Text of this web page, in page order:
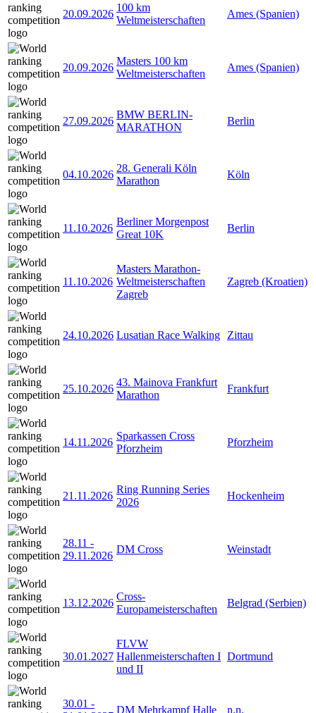
20.09.2026
100 km
Weltmeisterschaften
Ames (Spanien)
20.09.2026
Masters 100 km
Weltmeisterschaften
Ames (Spanien)
27.09.2026
BMW BERLIN-
MARATHON
Berlin
04.10.2026
28. Generali Köln
Marathon
Köln
11.10.2026
Berliner Morgenpost
Great 10K
Berlin
11.10.2026
Masters Marathon-
Weltmeisterschaften
Zagreb
Zagreb (Kroatien)
24.10.2026 Lusatian Race Walking Zittau
25.10.2026
43. Mainova Frankfurt
Marathon
Frankfurt
14.11.2026
Sparkassen Cross
Pforzheim
Pforzheim
21.11.2026
Ring Running Series
2026
Hockenheim
28.11 -
29.11.2026
DM Cross Weinstadt
13.12.2026
Cross-
Europameisterschaften
Belgrad (Serbien)
30.01.2027
FLVW
Hallenmeisterschaften I
und II
Dortmund
30.01 -
DM Mehrkampf Halle n.n.